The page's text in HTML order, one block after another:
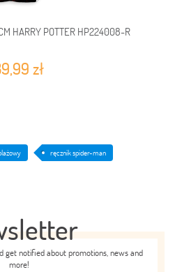
HARRY POTTER HP224008-R
zł
ręcznik spider-man
get notified about promotions, news and
more!